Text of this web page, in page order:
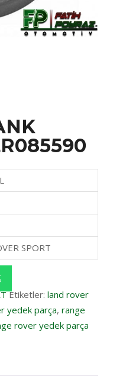
SPORT
Etiketler: land rover
yedek parça, range
rover yedek parça